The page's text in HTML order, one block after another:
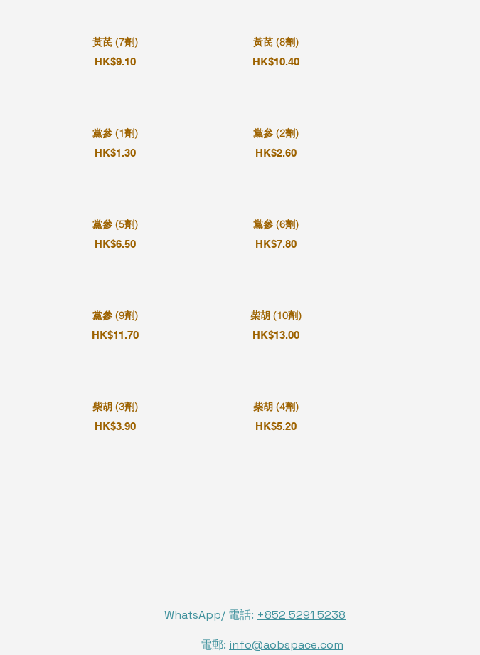
黃芪 (7劑)
HK$9.10
黨參 (1劑)
HK$1.30
黨參 (5劑)
HK$6.50
黨參 (9劑)
HK$11.70
柴胡 (3劑)
HK$3.90
黃芪 (8劑)
HK$10.40
黨參 (2劑)
HK$2.60
黨參 (6劑)
HK$7.80
柴胡 (10劑)
HK$13.00
柴胡 (4劑)
HK$5.20
WhatsApp/ 電話: +852 5291 5238
電郵: info@aobspace.com